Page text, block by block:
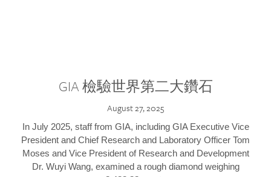
GIA 檢驗世界第二大鑽石
August 27, 2025
In July 2025, staff from GIA, including GIA Executive Vice
President and Chief Research and Laboratory Officer Tom
Moses and Vice President of Research and Development
Dr. Wuyi Wang, examined a rough diamond weighing